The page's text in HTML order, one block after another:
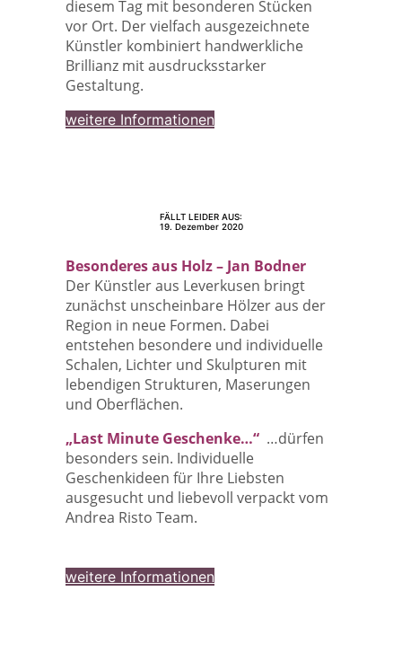
diesem Tag mit besonderen Stücken
vor Ort. Der vielfach ausgezeichnete
Künstler kombiniert handwerkliche
Brillianz mit ausdrucksstarker
Gestaltung.
weitere Informationen
FÄLLT LEIDER AUS:
19. Dezember 2020
Besonderes aus Holz – Jan Bodner
Der Künstler aus Leverkusen bringt
zunächst unscheinbare Hölzer aus der
Region in neue Formen. Dabei
entstehen besondere und individuelle
Schalen, Lichter und Skulpturen mit
lebendigen Strukturen, Maserungen
und Oberflächen.
„Last Minute Geschenke…“ …dürfen
besonders sein. Individuelle
Geschenkideen für Ihre Liebsten
ausgesucht und liebevoll verpackt vom
Andrea Risto Team.
weitere Informationen